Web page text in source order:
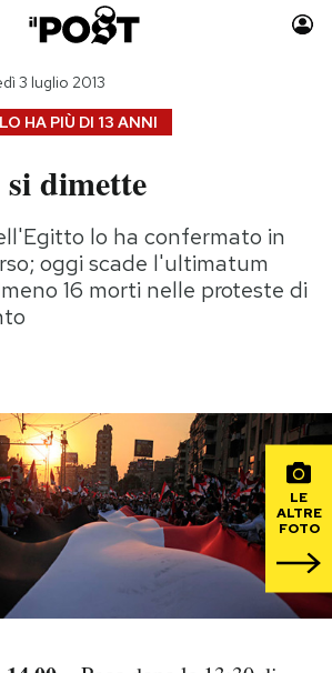
Auto
Moda
Consumismi
Storie/Idee
Altrecose
Mondiali calcio 2026
HA PIÙ DI 13 ANNI
3 luglio 2013
dimette
lo ha confermato in
oggi scade l'ultimatum
16 morti nelle proteste di
LE
ALTRE
FOTO